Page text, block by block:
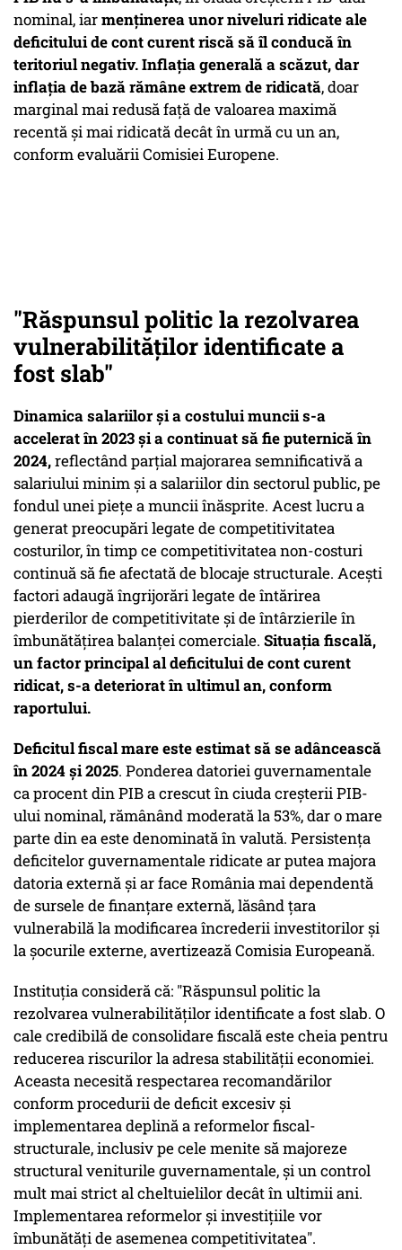
nominal, iarmenţinerea unor niveluri ridicate ale
deficitului de cont curent riscă să îl conducă în
teritoriul negativ. Inflaţia generală a scăzut, dar
inflaţia de bază rămâne extrem de ridicată, doar
marginal mai redusă faţă de valoarea maximă
recentă şi mai ridicată decât în urmă cu un an,
conform evaluării Comisiei Europene.
"Răspunsul politic la rezolvarea
vulnerabilităţilor identificate a
fost slab"
Dinamica salariilor şi a costului muncii s-a
accelerat în 2023 şi a continuat să fie puternică în
2024,reflectând parţial majorarea semnificativă a
salariului minim şi a salariilor din sectorul public, pe
fondul unei pieţe a muncii înăsprite. Acest lucru a
generat preocupări legate de competitivitatea
costurilor, în timp ce competitivitatea non-costuri
continuă să fie afectată de blocaje structurale. Aceşti
factori adaugă îngrijorări legate de întărirea
pierderilor de competitivitate şi de întârzierile în
îmbunătăţirea balanţei comerciale. Situaţia fiscală,
un factor principal al deficitului de cont curent
ridicat, s-a deteriorat în ultimul an, conform
raportului.
Deficitul fiscal mare este estimat să se adâncească
în 2024 şi 2025. Ponderea datoriei guvernamentale
ca procent din PIB a crescut în ciuda creşterii PIB-
ului nominal, rămânând moderată la 53%, dar o mare
parte din ea este denominată în valută. Persistenţa
deficitelor guvernamentale ridicate ar putea majora
datoria externă şi ar face România mai dependentă
de sursele de finanţare externă, lăsând ţara
vulnerabilă la modificarea încrederii investitorilor şi
la şocurile externe, avertizează Comisia Europeană.
Instituţia consideră că: "Răspunsul politic la
rezolvarea vulnerabilităţilor identificate a fost slab. O
cale credibilă de consolidare fiscală este cheia pentru
reducerea riscurilor la adresa stabilităţii economiei.
Aceasta necesită respectarea recomandărilor
conform procedurii de deficit excesiv şi
implementarea deplină a reformelor fiscal-
structurale, inclusiv pe cele menite să majoreze
structural veniturile guvernamentale, şi un control
mult mai strict al cheltuielilor decât în ultimii ani.
Implementarea reformelor şi investiţiile vor
îmbunătăţi de asemenea competitivitatea".